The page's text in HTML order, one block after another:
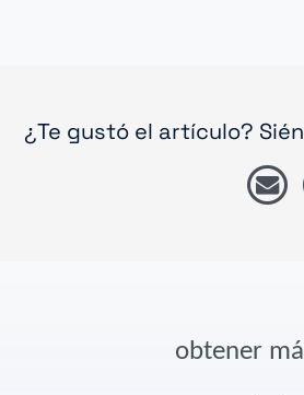
¿Te gustó el artículo?
obtener